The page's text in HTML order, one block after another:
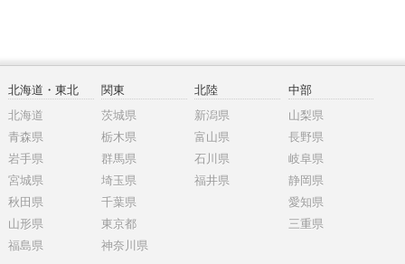
北海道・東北
北海道
青森県
岩手県
宮城県
秋田県
山形県
福島県
関東
茨城県
栃木県
群馬県
埼玉県
千葉県
東京都
神奈川県
北陸
新潟県
富山県
石川県
福井県
中部
山梨県
長野県
岐阜県
静岡県
愛知県
三重県